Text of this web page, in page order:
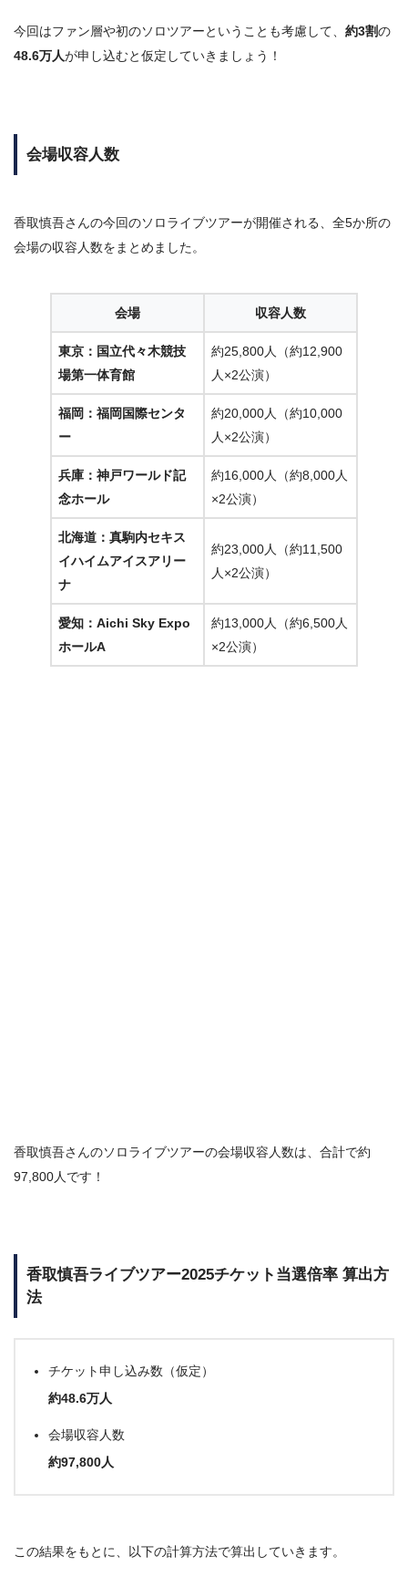
今回はファン層や初のソロツアーということも考慮して、 約3割の
48.6万人が申し込むと仮定していきましょう！
会場収容人数
香取慎吾さんの今回のソロライブツアーが開催される、全5か所の
会場の収容人数をまとめました。
会場 収容人数
東京：国立代々木競技
場第一体育館
約25,800人（約12,900
人×2公演）
福岡：福岡国際センタ
ー
約20,000人（約10,000
人×2公演）
兵庫：神戸ワールド記
念ホール
約16,000人（約8,000人
×2公演）
北海道：真駒内セキス
イハイムアイスアリー
ナ
約23,000人（約11,500
人×2公演）
愛知：Aichi Sky Expo
ホールA
約13,000人（約6,500人
×2公演）
香取慎吾さんのソロライブツアーの会場収容人数は、合計で約
97,800人 です！
香取慎吾ライブツアー2025チケット当選倍率 算出方
法
チケット申し込み数（仮定）
約48.6万人
会場収容人数
約97,800人
この結果をもとに、以下の計算方法で算出していきます。